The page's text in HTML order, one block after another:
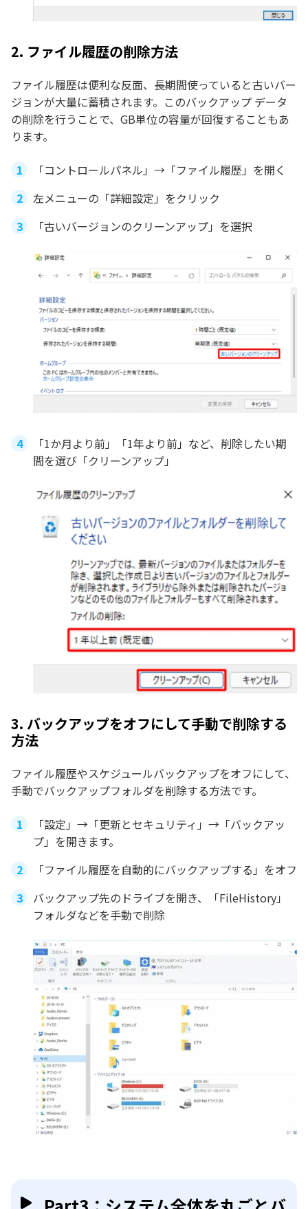
2. ファイル履歴の削除方法
ファイル履歴は便利な反面、長期間使っていると古いバー
ジョンが大量に蓄積されます。このバックアップ データ
の削除を行うことで、GB単位の容量が回復することもあ
ります。
「コントロールパネル」→「ファイル履歴」を開く
左メニューの「詳細設定」をクリック
「古いバージョンのクリーンアップ」を選択
「1か月より前」「1年より前」など、削除したい期
間を選び「クリーンアップ」
3. バックアップをオフにして手動で削除する
方法
ファイル履歴やスケジュールバックアップをオフにして、
手動でバックアップフォルダを削除する方法です。
「設定」→「更新とセキュリティ」→「バックアッ
プ」を開きます。
「ファイル履歴を自動的にバックアップする」をオフ
バックアップ先のドライブを開き、「FileHistory」
フォルダなどを手動で削除